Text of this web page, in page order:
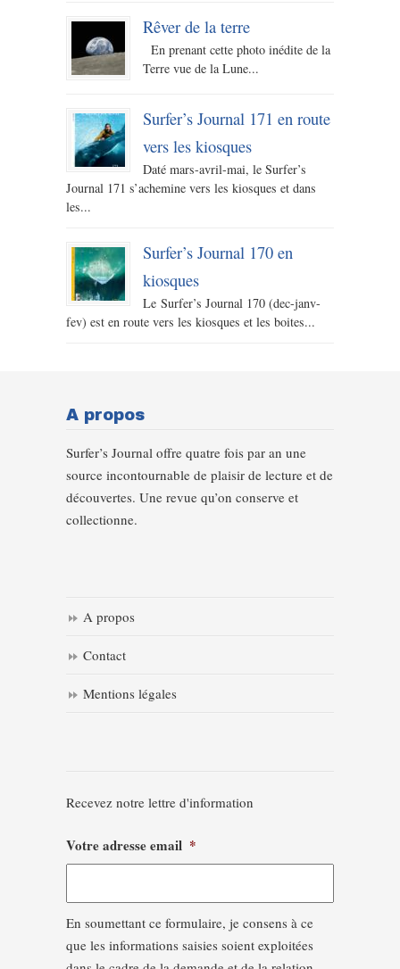
Rêver de la terre
En prenant cette photo inédite de la
Terre vue de la Lune...
Surfer’s Journal 171 en route
vers les kiosques
Daté mars-avril-mai, le Surfer’s
Journal 171 s’achemine vers les kiosques et dans
les...
Surfer’s Journal 170 en
kiosques
Le Surfer’s Journal 170 (dec-janv-
fev) est en route vers les kiosques et les boites...
A propos
Surfer’s Journal offre quatre fois par an une
source incontournable de plaisir de lecture et de
découvertes. Une revue qu’on conserve et
collectionne.
A propos
Contact
Mentions légales
Recevez notre lettre d'information
Votre adresse email *
En soumettant ce formulaire, je consens à ce
que les informations saisies soient exploitées